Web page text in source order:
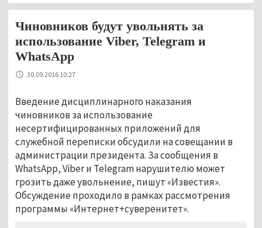
Чиновников будут увольнять за
использование Viber, Telegram и
WhatsApp
30.09.2016 10:27
Введение дисциплинарного наказания
чиновников за использование
несертифицированных приложений для
служебной переписки обсудили на совещании в
администрации президента. За сообщения в
WhatsApp, Viber и Telegram нарушителю может
грозить даже увольнение, пишут «Известия».
Обсуждение проходило в рамках рассмотрения
программы «Интернет+суверенитет».